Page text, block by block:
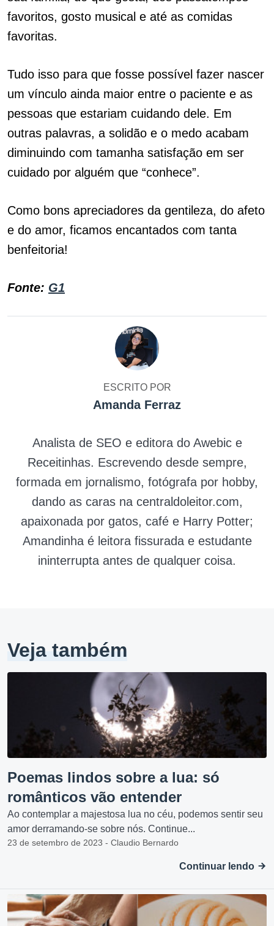
favoritos, gosto musical e até as comidas
favoritas.
Tudo isso para que fosse possível fazer nascer
um vínculo ainda maior entre o paciente e as
pessoas que estariam cuidando dele. Em
outras palavras, a solidão e o medo acabam
diminuindo com tamanha satisfação em ser
cuidado por alguém que “conhece”.
Como bons apreciadores da gentileza, do afeto
e do amor, ficamos encantados com tanta
benfeitoria!
Fonte: G1
ESCRITO POR
Amanda Ferraz
Analista de SEO e editora do Awebic e
Receitinhas. Escrevendo desde sempre,
formada em jornalismo, fotógrafa por hobby,
dando as caras na centraldoleitor.com,
apaixonada por gatos, café e Harry Potter;
Amandinha é leitora fissurada e estudante
ininterrupta antes de qualquer coisa.
Veja também
Poemas lindos sobre a lua: só
românticos vão entender
Ao contemplar a majestosa lua no céu, podemos sentir seu
amor derramando-se sobre nós. Continue...
23 de setembro de 2023 - Claudio Bernardo
Continuar lendo